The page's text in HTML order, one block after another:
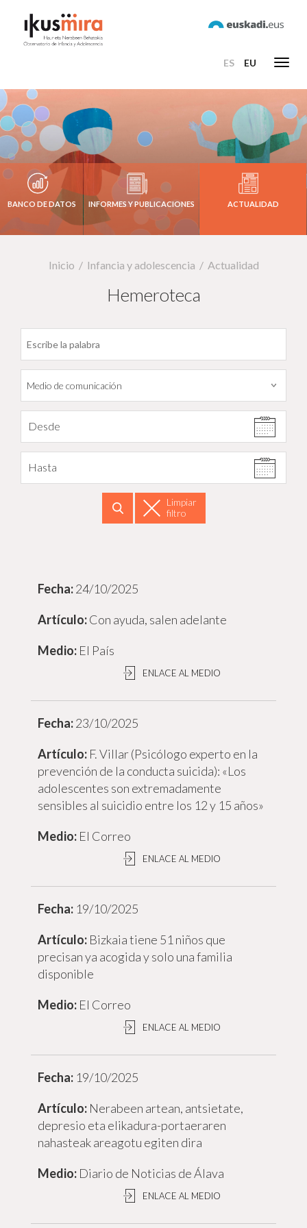
ES EU
BANCO DE DATOS INFORMES Y PUBLICACIONES ACTUALIDAD
Inicio Infancia y adolescencia Actualidad
Hemeroteca
Filtrar por fecha
Desde
Hasta
Limpiar
filtro
24/10/2025
Con ayuda, salen adelante
El País
ENLACE AL MEDIO
23/10/2025
F. Villar (Psicólogo experto en la
prevención de la conducta suicida): «Los
adolescentes son extremadamente
sensibles al suicidio entre los 12 y 15 años»
El Correo
ENLACE AL MEDIO
19/10/2025
Bizkaia tiene 51 niños que
precisan ya acogida y solo una familia
disponible
El Correo
ENLACE AL MEDIO
19/10/2025
Nerabeen artean, antsietate,
depresio eta elikadura-portaeraren
nahasteak areagotu egiten dira
Diario de Noticias de Álava
ENLACE AL MEDIO